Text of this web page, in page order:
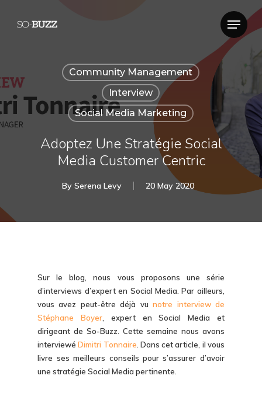
Community Management
Interview
Social Media Marketing
Adoptez Une Stratégie Social
Media Customer Centric
By Serena Levy 20 May 2020
Sur le blog, nous vous proposons une série
d’interviews d’expert en Social Media. Par ailleurs,
vous avez peut-être déjà vunotre interview de
Stéphane Boyer, expert en Social Media et
dirigeant de So-Buzz. Cette semaine nous avons
interviewéDimitri Tonnaire . Dans cet article, il vous
livre ses meilleurs conseils pour s’assurer d’avoir
une stratégie Social Media pertinente.